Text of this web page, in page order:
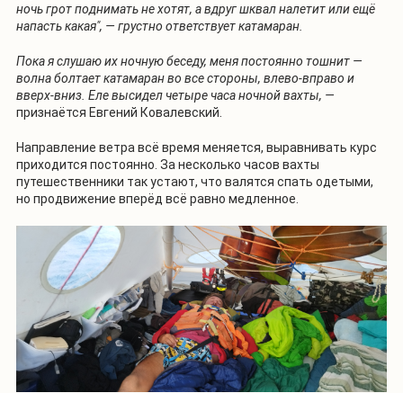
ночь грот поднимать не хотят, а вдруг шквал налетит или ещё
напасть какая", — грустно ответствует катамаран.
Пока я слушаю их ночную беседу, меня постоянно тошнит —
волна болтает катамаран во все стороны, влево-вправо и
вверх-вниз. Еле высидел четыре часа ночной вахты, —
признаётся Евгений Ковалевский.
Направление ветра всё время меняется, выравнивать курс
приходится постоянно. За несколько часов вахты
путешественники так устают, что валятся спать одетыми,
но продвижение вперёд всё равно медленное.